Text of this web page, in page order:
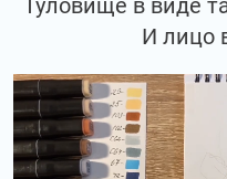
Туловище в виде
И лицо